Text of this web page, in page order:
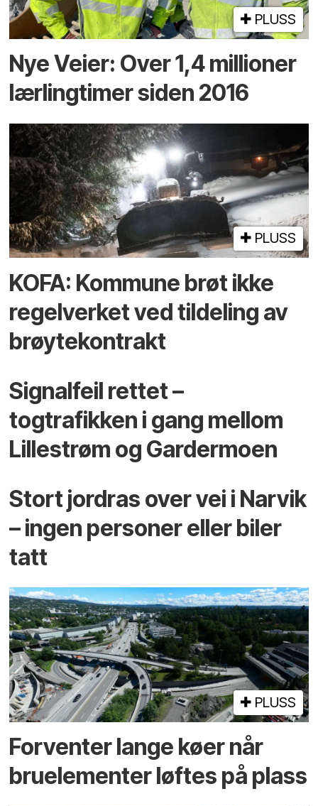
PLUSS
Nye Veier: Over 1,4 millioner
lærlingtimer siden 2016
PLUSS
KOFA: Kommune brøt ikke
regelverket ved tildeling av
brøytekontrakt
Signalfeil rettet –
togtrafikken i gang mellom
Lillestrøm og Gardermoen
Stort jordras over vei i Narvik
– ingen personer eller biler
tatt
PLUSS
Forventer lange køer når
bru­elementer løftes på plass